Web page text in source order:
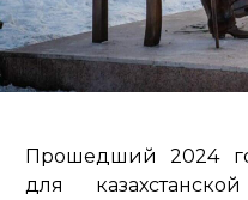
Прошедший 2024
для